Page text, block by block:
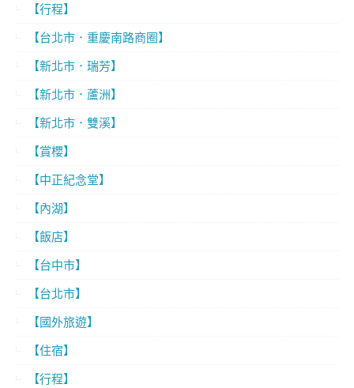
【行程】
【台北市．重慶南路商圈】
【新北市．瑞芳】
【新北市．蘆洲】
【新北市．雙溪】
【賞櫻】
【中正紀念堂】
【內湖】
【飯店】
【台中市】
【台北市】
【國外旅遊】
【住宿】
【行程】